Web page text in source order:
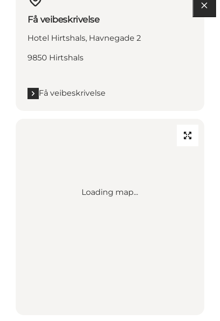
Få veibeskrivelse
Hotel Hirtshals, Havnegade 2
9850 Hirtshals
Få veibeskrivelse
Loading map...